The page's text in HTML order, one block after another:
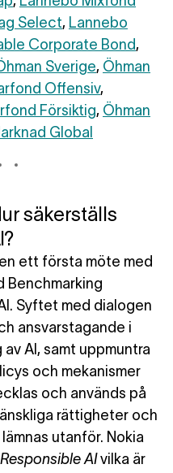
Select, Lannebo
Corporate Bond,
Sverige, Öhman
Offensiv,
Försiktig, Öhman
Global
säkerställs
ett första möte med
Benchmarking
Syftet med dialogen
ansvarstagande i
AI, samt uppmuntra
och mekanismer
och används på
rättigheter och
utanför. Nokia
AIvilka är